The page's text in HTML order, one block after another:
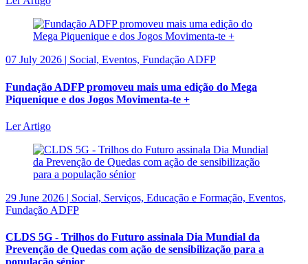
07 July 2026 | Social, Eventos, Fundação ADFP
Fundação ADFP promoveu mais uma edição do Mega
Piquenique e dos Jogos Movimenta-te +
Ler Artigo
29 June 2026 | Social, Serviços, Educação e Formação, Eventos,
Fundação ADFP
CLDS 5G - Trilhos do Futuro assinala Dia Mundial da
Prevenção de Quedas com ação de sensibilização para a